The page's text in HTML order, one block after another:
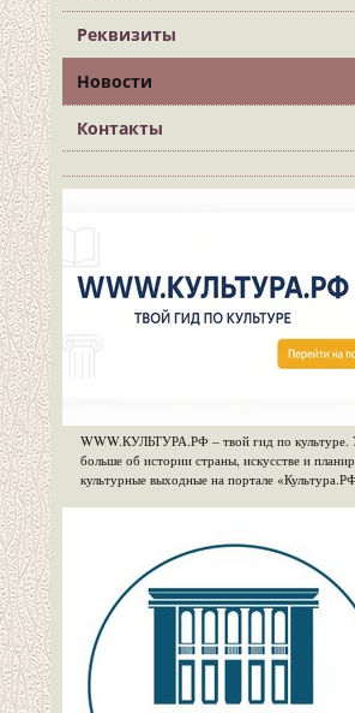
Реквизиты
Новости
Контакты
WWW.КУЛЬТУРА.РФ – твой гид по культуре.
больше об истории страны, искусстве и
культурные выходные на портале